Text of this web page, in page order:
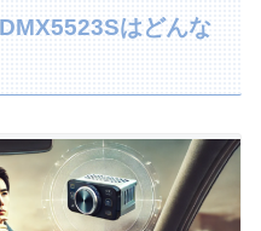
はどんな